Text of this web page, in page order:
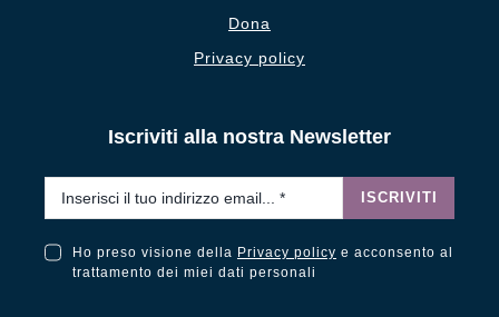
Dona
Privacy policy
Iscriviti alla nostra Newsletter
ISCRIVITI
Ho preso visione della Privacy policy e acconsento al
trattamento dei miei dati personali